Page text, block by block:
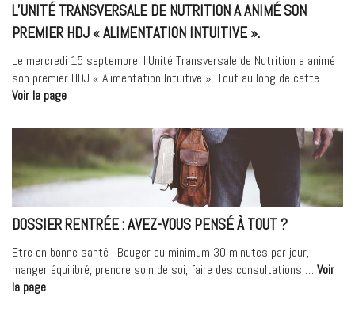
L’UNITÉ TRANSVERSALE DE NUTRITION A ANIMÉ SON
PREMIER HDJ « ALIMENTATION INTUITIVE ».
Le mercredi 15 septembre, l’Unité Transversale de Nutrition a animé
son premier HDJ « Alimentation Intuitive ». Tout au long de cette …
Voir la page« L’Unité
de
a
animé
premier
HDJ
« Alimentation
Intuitive ». »
DOSSIER RENTRÉE : AVEZ-VOUS PENSÉ À TOUT ?
Etre en bonne santé : Bouger au minimum 30 minutes par jour,
manger équilibré, prendre soin de soi, faire des consultations … Voir
la page« DOSSIER